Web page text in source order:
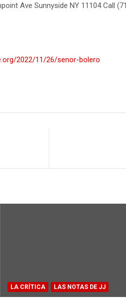
Ave Sunnyside NY 11104 Call
2022/11/26/senor-bolero
LA CRÍTICA LAS NOTAS DE JJ